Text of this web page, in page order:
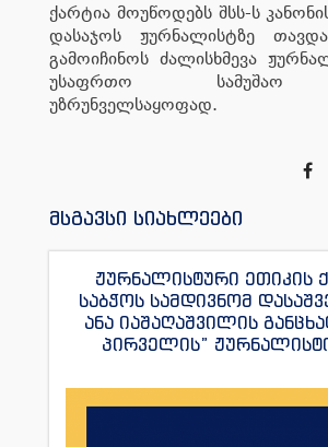
ქარტია მოუწოდებს შსს-ს
დასაჯოს ჟურნალისტზე
გამოიჩინოს ძალისხმევა
უსაფრთო სამუშაო
უზრუნველსაყოფად.
მსგავსი სიახლეები
ჟურნალისტური ეთიკის
საბჭოს სამდივნომ
ანა იაშაღაშვილის
პირველის”